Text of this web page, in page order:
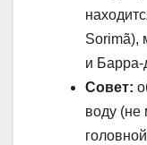
Sorimã),
и Барра-
Совет:
воду (не